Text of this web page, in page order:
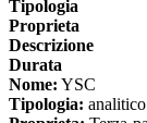
Tipologia
Proprieta
Descrizione
Durata
Nome: YSC
Tipologia: analitico